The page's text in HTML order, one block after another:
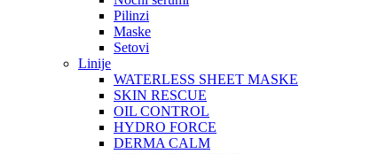
Pilinzi
Maske
Setovi
Linije
WATERLESS SHEET MASKE
SKIN RESCUE
OIL CONTROL
HYDRO FORCE
DERMA CALM